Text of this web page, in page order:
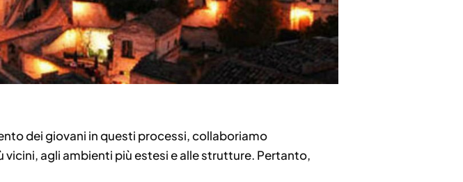
dei giovani in questi processi, collaboriamo
agli ambienti più estesi e alle strutture. Pertanto,